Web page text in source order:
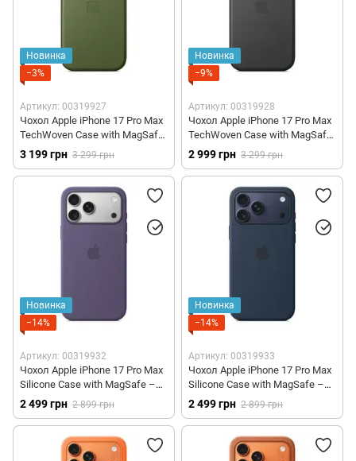
Новинка
−3%
Артикул: 00319927
Чохол Apple iPhone 17 Pro Max
TechWoven Case with MagSafe
– Green (MGFD4)
3 199 грн 3 299 грн
Новинка
−9%
Артикул: 00319928
Чохол Apple iPhone 17 Pro Max
TechWoven Case with MagSafe
– Black (MGF84)
2 999 грн 3 299 грн
Новинка
−14%
Артикул: 00319932
Чохол Apple iPhone 17 Pro Max
Silicone Case with MagSafe –
Purple Fog (MGFN4)
2 499 грн 2 899 грн
Новинка
−14%
Артикул: 00319933
Чохол Apple iPhone 17 Pro Max
Silicone Case with MagSafe –
Midnight (MGFP4)
2 499 грн 2 899 грн